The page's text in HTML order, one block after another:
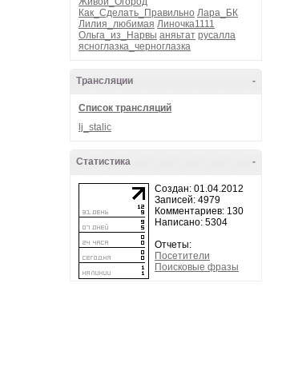
Как_Сделать_Правильно Лара_БК
Лилия_любимая Линочка1111
Ольга_из_Нарвы аняьтат русалла
ясноглазка_черноглазка
-
Трансляции
Список трансляций
lj_stalic
-
Статистика
Создан: 01.04.2012
Записей: 4979
Комментариев: 130
Написано: 5304
Отчеты:
Посетители
Поисковые фразы